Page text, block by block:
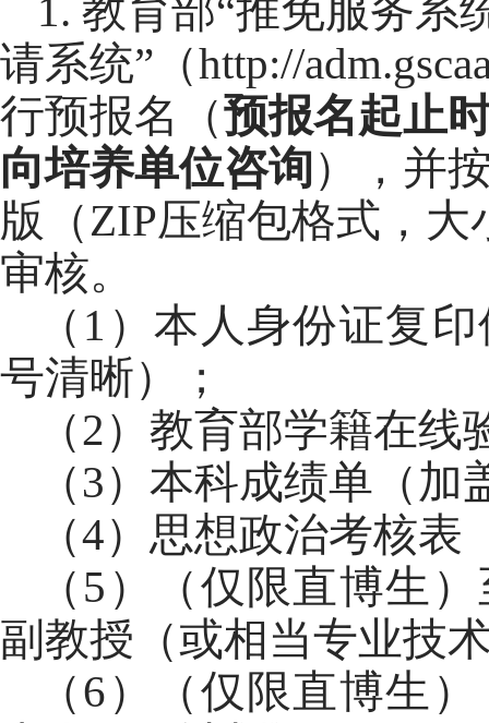
1. 教育部“推免服务系
请系统”（http://
行预报名（预报名起止
向培养单位咨询），并
版（ZIP压缩包格式，大
审核。
（ 1 ）本人身份证复
号清晰）
；
（2）教育部学籍在线
（3） 本科成绩单（加
（4）思想政治考核表
（5 ）
（仅限直博生
副教授（或相当专业技
（6）
（仅限直博生